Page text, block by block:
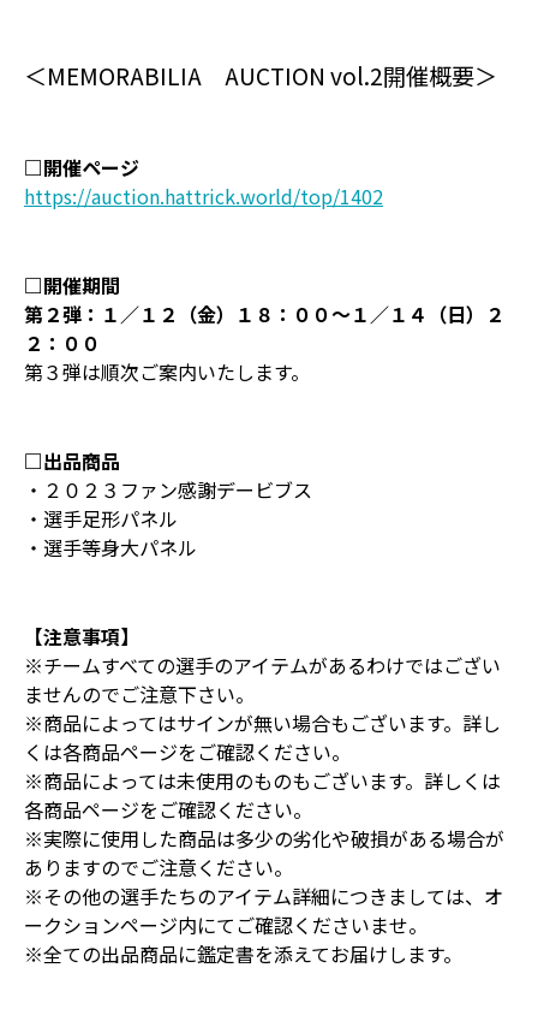
＜MEMORABILIA AUCTION vol.2開催概要＞
□開催ページ
https://auction.hattrick.world/top/1402
□開催期間
第２弾：１／１２（金）１８：００～１／１４（日）２
２：００
第３弾は順次ご案内いたします。
□出品商品
・２０２３ファン感謝デービブス
・選手足形パネル
・選手等身大パネル
【注意事項】
※チームすべての選手のアイテムがあるわけではござい
ませんのでご注意下さい。
※商品によってはサインが無い場合もございます。詳し
くは各商品ページをご確認ください。
※商品によっては未使用のものもございます。詳しくは
各商品ページをご確認ください。
※実際に使用した商品は多少の劣化や破損がある場合が
ありますのでご注意ください。
※その他の選手たちのアイテム詳細につきましては、オ
ークションページ内にてご確認くださいませ。
※全ての出品商品に鑑定書を添えてお届けします。